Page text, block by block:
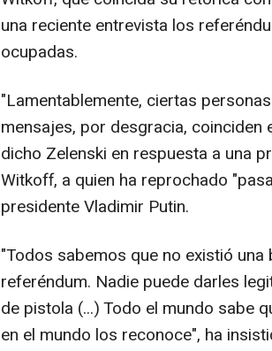
una reciente entrevista los
ocupadas.
"Lamentablemente, ciertas
mensajes, por desgracia, coinciden
dicho Zelenski en respuesta a una
Witkoff, a quien ha reprochado
presidente Vladimir Putin.
"Todos sabemos que no existió
referéndum. Nadie puede darles
de pistola (...) Todo el mundo sabe
en el mundo los reconoce", ha